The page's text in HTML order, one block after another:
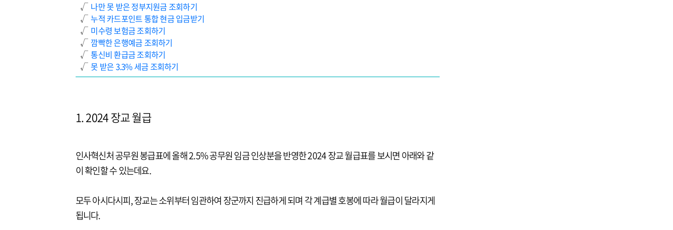
√ 나만 못 받은 정부지원금 조회하기
√누적 카드포인트 통합 현금 입금받기
√ 미수령 보험금 조회하기
√ 깜빡한 은행예금 조회하기
√통신비 환급금 조회하기
√못 받은 3.3% 세금 조회하기
1. 2024 장교 월급
인사혁신처 공무원 봉급표에 올해 2.5% 공무원 임금 인상분을 반영한 2024 장교 월급표를 보시면 아래와 같
이 확인할 수 있는데요.
모두 아시다시피, 장교는 소위부터 임관하여 장군까지 진급하게 되며 각 계급별 호봉에 따라 월급이 달라지게
됩니다.